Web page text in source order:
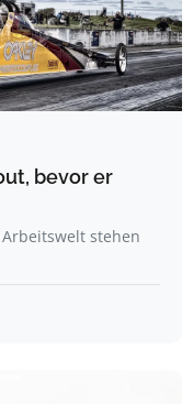
bevor er
stehen